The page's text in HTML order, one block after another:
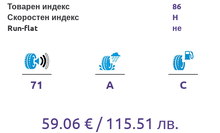
Товарен индекс
Скоростен индекс
Run-flat
86
H
не
71 A C
59.06 € / 115.51 лв.